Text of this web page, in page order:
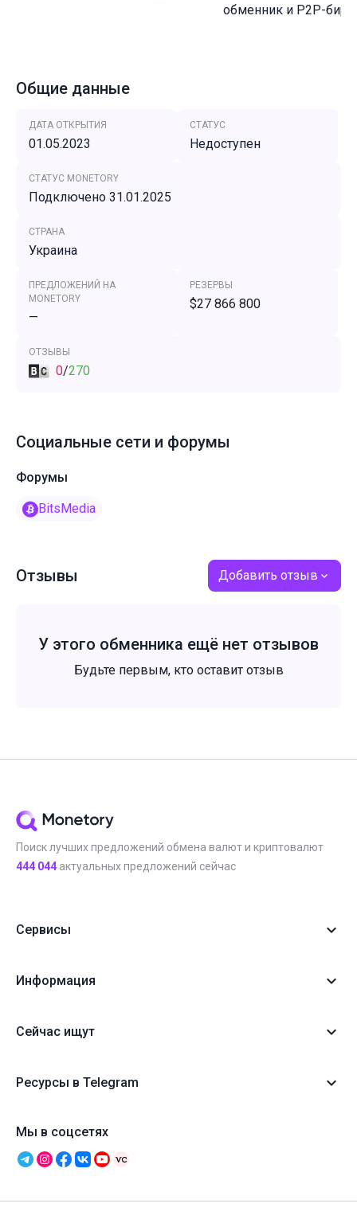
обменник и P2P-
Общие данные
ДАТА ОТКРЫТИЯ
01.05.2023
СТАТУС
Недоступен
СТАТУС MONETORY
Подключено 31.01.2025
СТРАНА
Украина
ПРЕДЛОЖЕНИЙ НА
MONETORY
—
РЕЗЕРВЫ
$27 866 800
ОТЗЫВЫ
0/270
Социальные сети и форумы
Форумы
BitsMedia
Отзывы Добавить отзыв
У этого обменника ещё нет отзывов
Будьте первым, кто оставит отзыв
Поиск лучших предложений обмена валют и криптовалют
444 044 актуальных предложений сейчас
Сервисы
Информация
Сейчас ищут
Ресурсы в Telegram
Мы в соцсетях